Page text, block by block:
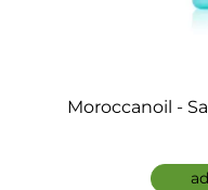
Moroccanoil -